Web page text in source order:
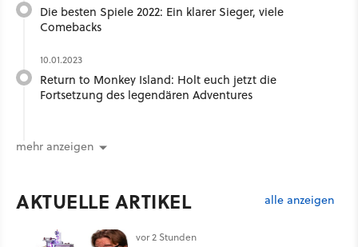
Die besten Spiele 2022: Ein klarer Sieger, viele
Comebacks
10.01.2023
Return to Monkey Island: Holt euch jetzt die
Fortsetzung des legendären Adventures
mehr anzeigen
AKTUELLE ARTIKEL alle anzeigen
vor 2 Stunden